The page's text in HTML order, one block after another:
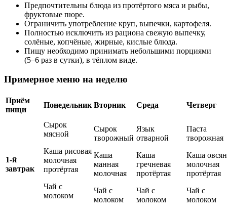
Предпочтительны блюда из протёртого мяса и рыбы,
фруктовые пюре.
Ограничить употребление круп, выпечки, картофеля.
Полностью исключить из рациона свежую выпечку,
солёные, копчёные, жирные, кислые блюда.
Пищу необходимо принимать небольшими порциями
(5–6 раз в сутки), в тёплом виде.
Примерное меню на неделю
Приём
пищи
Понедельник Вторник Среда Четверг
1-й
завтрак
Сырок
мясной
Каша рисовая
молочная
протёртая
Чай с
молоком
Сырок
творожный
Каша
манная
молочная
Чай с
молоком
Язык
отварной
Каша
гречневая
протёртая
Чай с
молоком
Паста
творожная
Каша
молочная
протёртая
Чай с
молоком